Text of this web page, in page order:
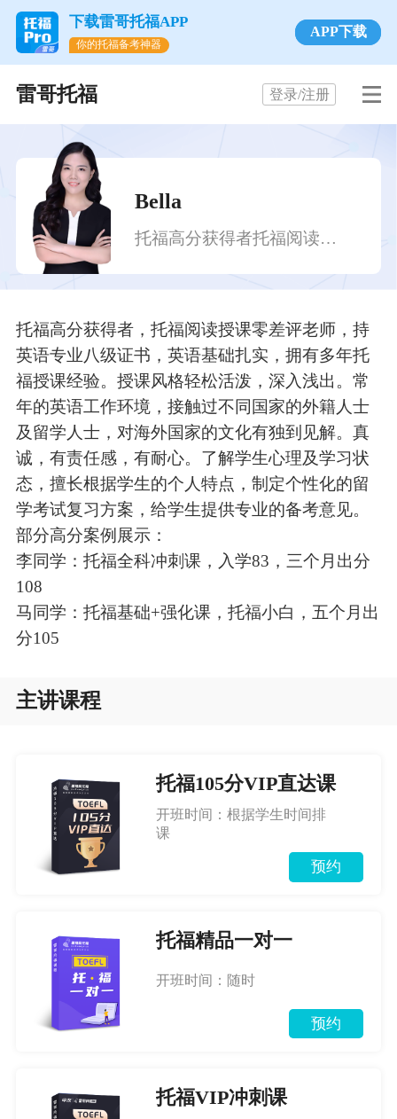
下载雷哥托福APP
你的托福备考神器
APP下载
雷哥托福 登录/注册
Bella
托福高分获得者托福阅读授课零差评老师
托福高分获得者，托福阅读授课零差评老师，持
英语专业八级证书，英语基础扎实，拥有多年托
福授课经验。授课风格轻松活泼，深入浅出。常
年的英语工作环境，接触过不同国家的外籍人士
及留学人士，对海外国家的文化有独到见解。真
诚，有责任感，有耐心。了解学生心理及学习状
态，擅长根据学生的个人特点，制定个性化的留
学考试复习方案，给学生提供专业的备考意见。
部分高分案例展示：
李同学：托福全科冲刺课，入学83，三个月出分
108
马同学：托福基础+强化课，托福小白，五个月出
分105
主讲课程
托福105分VIP直达课
开班时间：根据学生时间排
课
预约
托福精品一对一
开班时间：随时
预约
托福VIP冲刺课